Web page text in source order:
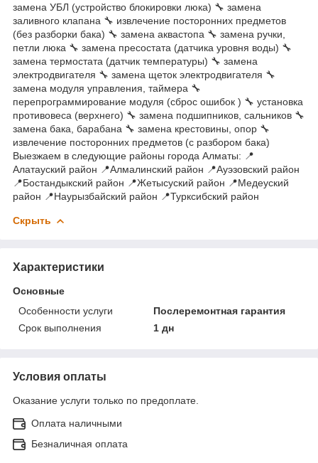
замена УБЛ (устройство блокировки люка) 🔧 замена
заливного клапана 🔧 извлечение посторонних предметов
(без разборки бака) 🔧 замена аквастопа 🔧 замена ручки,
петли люка 🔧 замена пресостата (датчика уровня воды) 🔧
замена термостата (датчик температуры) 🔧 замена
электродвигателя 🔧 замена щеток электродвигателя 🔧
замена модуля управления, таймера 🔧
перепрограммирование модуля (сброс ошибок ) 🔧 установка
противовеса (верхнего) 🔧 замена подшипников, сальников 🔧
замена бака, барабана 🔧 замена крестовины, опор 🔧
извлечение посторонних предметов (с разбором бака)
Выезжаем в следующие районы города Алматы: 📍
Алатауский район 📍Алмалинский район 📍Ауэзовский район
📍Бостандыкский район 📍Жетысуский район 📍Медеуский
район 📍Наурызбайский район 📍Турксибский район
Скрыть
Характеристики
Основные
Особенности услуги
Послеремонтная гарантия
Срок выполнения
1 дн
Условия оплаты
Оказание услуги только по предоплате.
Оплата наличными
Безналичная оплата